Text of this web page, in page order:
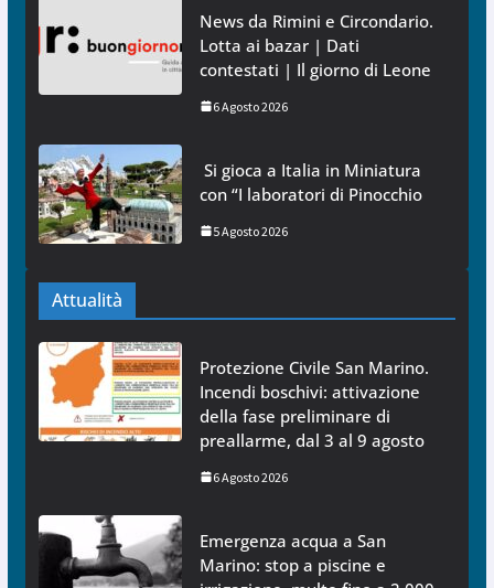
News da Rimini e Circondario.
Lotta ai bazar | Dati
contestati | Il giorno di Leone
6 Agosto 2026
Si gioca a Italia in Miniatura
con “I laboratori di Pinocchio
5 Agosto 2026
Attualità
Protezione Civile San Marino.
Incendi boschivi: attivazione
della fase preliminare di
preallarme, dal 3 al 9 agosto
6 Agosto 2026
Emergenza acqua a San
Marino: stop a piscine e